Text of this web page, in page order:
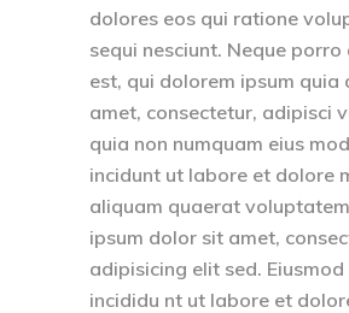
dolores eos qui ratione
sequi nesciunt. Neque porro
est, qui dolorem ipsum quia
amet, consectetur, adipisci
quia non numquam eius
incidunt ut labore et dolore
aliquam quaerat
ipsum dolor sit amet,
adipisicing elit sed.
incididu nt ut labore et